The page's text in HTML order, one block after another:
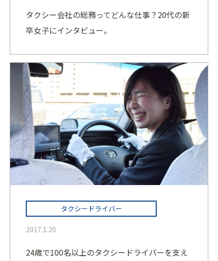
タクシー会社の総務ってどんな仕事？20代の新
卒女子にインタビュー。
タクシードライバー
2017.1.20
24歳で100名以上のタクシードライバーを支え